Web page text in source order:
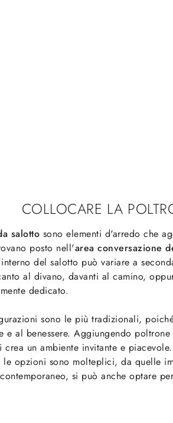
COLLOCARE LA
salotto sono elementi d'arredo che
posto nell'area conversazione
del salotto può variare a
al divano, davanti al camino,
dedicato.
sono le più tradizionali,
e al benessere. Aggiungendo
crea un ambiente invitante e
opzioni sono molteplici, da quelle
si può anche optare